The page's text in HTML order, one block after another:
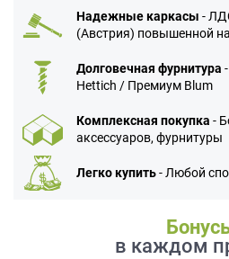
Надежные каркасы -
(Австрия) повышенной
Долговечная фурнитура
Hettich / Премиум Blum
Комплексная покупка -
аксессуаров, фурнитуры
Легко купить- Любой
в каждом